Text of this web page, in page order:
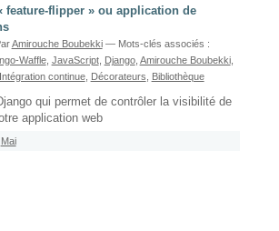
feature-flipper » ou application de
Amirouche Boubekki — Mots-clés associés :
Waffle, JavaScript, Django, Amirouche Boubekki,
Intégration continue, Décorateurs Bibliothèque
qui permet de contrôler la visibilité de
application web
Mai